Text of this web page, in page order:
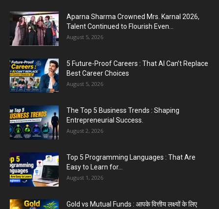
Aparna Sharma Crowned Mrs. Karnal 2026,
Talent Continued to Flourish Even...
August 5, 2026
5 Future-Proof Careers : That AI Can’t Replace
Best Career Choices
August 5, 2026
The Top 5 Business Trends : Shaping
Entrepreneurial Success.
August 2, 2026
Top 5 Programming Languages : That Are
Easy to Learn for...
August 1, 2026
Gold vs Mutual Funds : आपके वित्तीय लक्ष्यों के लिए